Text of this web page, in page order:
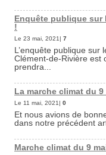
Enquête publique sur
!
Le 23 mai, 2021| 7
L’enquête publique sur
Clément-de-Rivière est
prendra...
La marche climat du
Le 11 mai, 2021| 0
Et nous avions de
dans notre précédent
Marche climat du 9